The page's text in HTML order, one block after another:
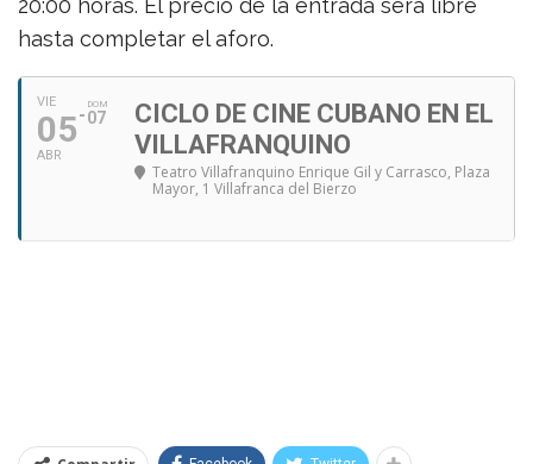
20:00 horas. El precio de la entrada será libre
hasta completar el aforo.
VIE
05
ABR
DOM
07
CICLO DE CINE CUBANO EN EL
VILLAFRANQUINO
Teatro Villafranquino Enrique Gil y Carrasco, Plaza
Mayor, 1 Villafranca del Bierzo